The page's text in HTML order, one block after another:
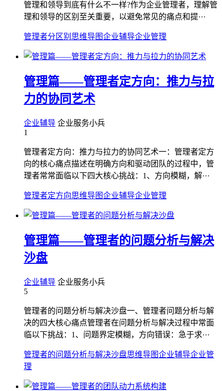
管理和领导到底有什么不一样?作为企业管理者，理解管
理和领导的区别至关重要，以避免常见的痛点和提···
管理者分区别 思维导图企业辅导企业管理
管理篇——管理者定方向：推力与拉
力的协同艺术
企业辅导 企业服务小兵
1
管理者定方向：推力与拉力的协同艺术一：管理者定方
向的核心痛点描述在明确方向和驱动团队的过程中，管
理者常常面临以下四大核心挑战：1、方向模糊，解···
管理者定方向思维导图企业辅导企业管理
管理篇——管理者的问题分析与解决
沙盘
企业辅导 企业服务小兵
5
管理者的问题分析与解决沙盘一、管理者问题分析与解
决的四大核心痛点管理者在问题分析与解决过程中常面
临以下挑战：1、问题界定模糊，方向错误：急于求···
管理者的问题分析与解决沙盘思维导图企业辅导企业管
理